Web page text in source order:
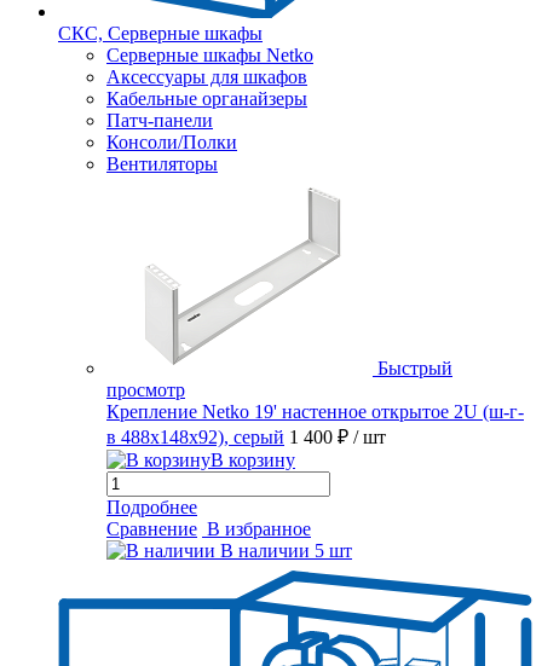
СКС, Серверные шкафы
Серверные шкафы Netko
Аксессуары для шкафов
Кабельные органайзеры
Патч-панели
Консоли/Полки
Вентиляторы
Быстрый
просмотр
Крепление Netko 19' настенное открытое 2U (ш-г-
в 488х148х92), серый 1 400 ₽ / шт
В корзину
Подробнее
Сравнение В избранное
В наличии 5 шт